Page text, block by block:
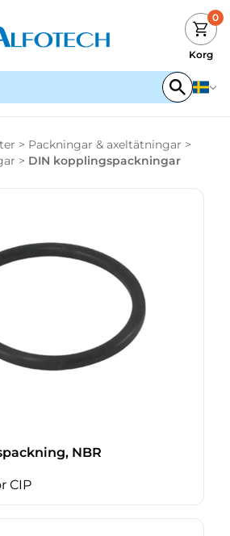
0
Korg
> Packningar & axeltätningar >
> DIN kopplingspackningar
NBR
CIP